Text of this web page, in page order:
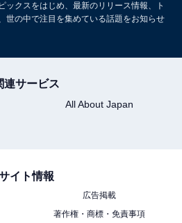
ックスをはじめ、最新のリリース情報、ト
世の中で注目を集めている話題をお知らせ
連サービス
All About Japan
イト情報
広告掲載
著作権・商標・免責事項